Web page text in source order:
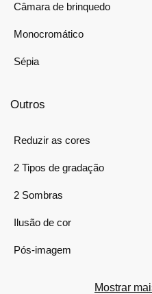
Câmara de brinquedo
Monocromático
Sépia
Outros
Reduzir as cores
2 Tipos de gradação
2 Sombras
Ilusão de cor
Pós-imagem
Mostrar